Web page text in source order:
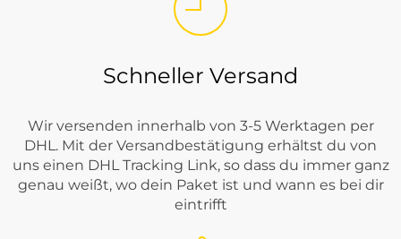
Schneller Versand
Wir versenden innerhalb von 3-5 Werktagen per
DHL. Mit der Versandbestätigung erhältst du von
uns einen DHL Tracking Link, so dass du immer ganz
genau weißt, wo dein Paket ist und wann es bei dir
eintrifft